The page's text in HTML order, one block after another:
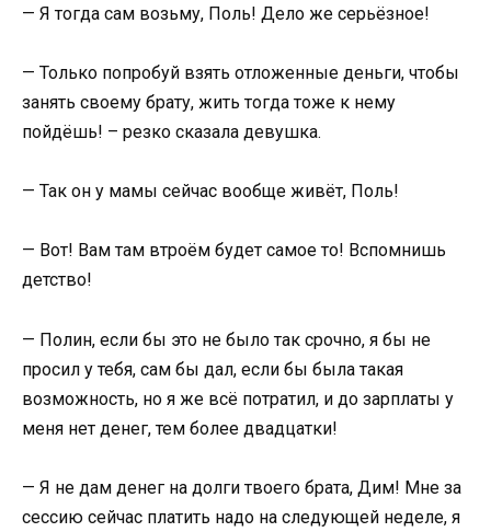
— Я тогда сам возьму, Поль! Дело же серьёзное!
— Только попробуй взять отложенные деньги, чтобы
занять своему брату, жить тогда тоже к нему
пойдёшь! – резко сказала девушка.
— Так он у мамы сейчас вообще живёт, Поль!
— Вот! Вам там втроём будет самое то! Вспомнишь
детство!
— Полин, если бы это не было так срочно, я бы не
просил у тебя, сам бы дал, если бы была такая
возможность, но я же всё потратил, и до зарплаты у
меня нет денег, тем более двадцатки!
— Я не дам денег на долги твоего брата, Дим! Мне за
сессию сейчас платить надо на следующей неделе, я